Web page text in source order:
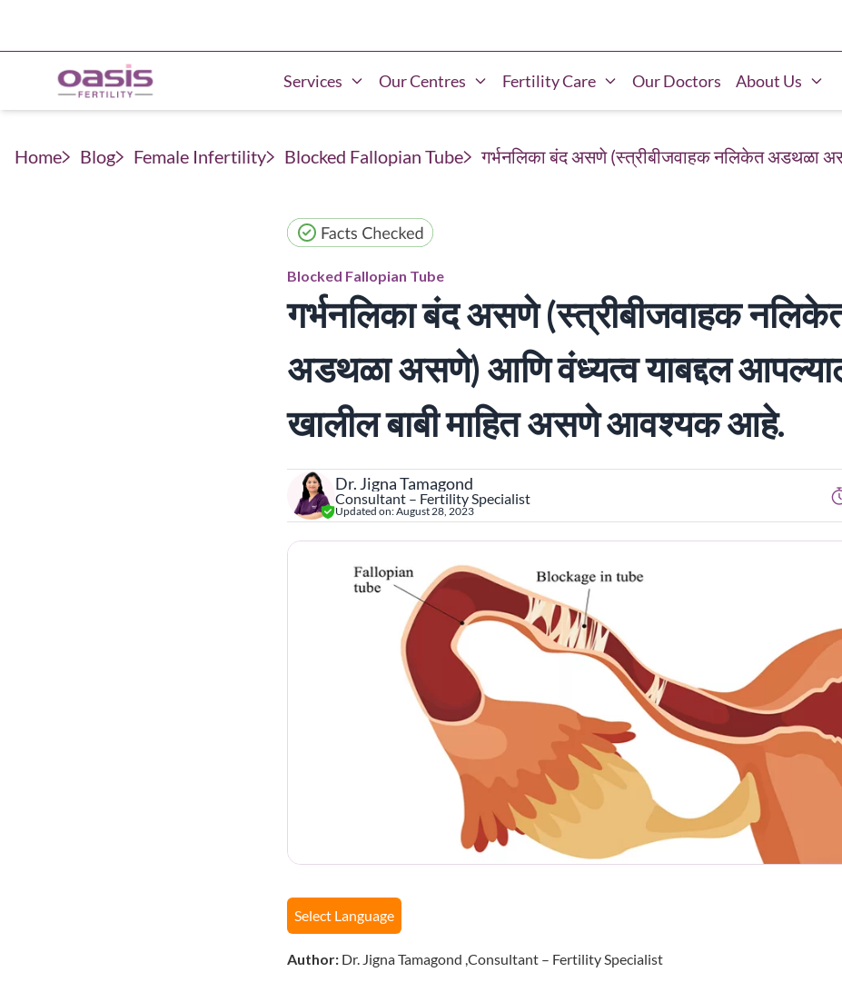
Services Our Centres Fertility Care Our Doctors About Us
Home Blog Female Infertility Blocked Fallopian Tube गर्भनलिका बंद असणे (स्त्रीबीजवाहक नलिकेत अडथळा
Blocked Fallopian Tube
गर्भनलिका बंद असणे (स्त्रीबीजवाहक
अडथळा असणे) आणि वंध्यत्व याबद्दल
खालील बाबी माहित असणे आवश्यक आहे.
Dr. Jigna Tamagond
Consultant – Fertility Specialist
Updated on:August 28, 2023
Select Language
Author: Dr. Jigna Tamagond ,Consultant – Fertility Specialist